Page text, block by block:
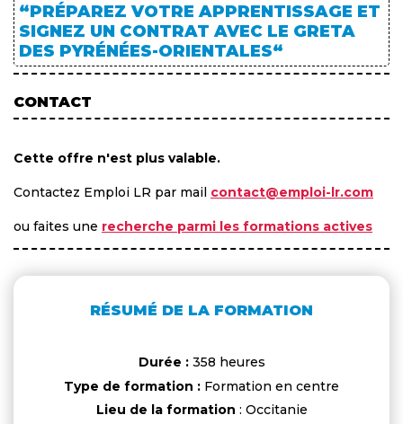
“PRÉPAREZ VOTRE APPRENTISSAGE ET
SIGNEZ UN CONTRAT AVEC LE GRETA
DES PYRÉNÉES-ORIENTALES“
CONTACT
Cette offre n'est plus valable.
Contactez Emploi LR par mail contact@emploi-lr.com
ou faites une recherche parmi les formations actives
RÉSUMÉ DE LA FORMATION
Durée :358 heures
Type de formation : Formation en centre
Lieu de la formation : Occitanie